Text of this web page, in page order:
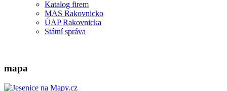
Katalog firem
MAS Rakovnicko
ÚAP Rakovnicka
Státní správa
mapa